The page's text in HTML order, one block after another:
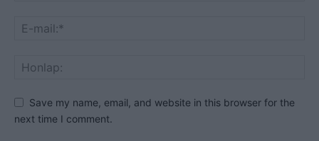
Save my name, email, and website in this browser for the
next time I comment.